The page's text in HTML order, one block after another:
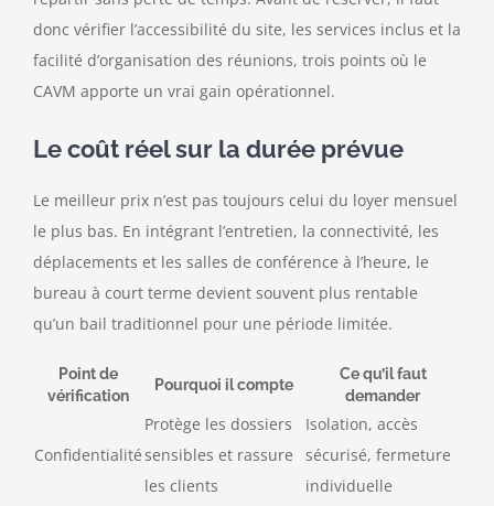
donc vérifier l’accessibilité du site, les services inclus et la
facilité d’organisation des réunions, trois points où le
CAVM apporte un vrai gain opérationnel.
Le coût réel sur la durée prévue
Le meilleur prix n’est pas toujours celui du loyer mensuel
le plus bas. En intégrant l’entretien, la connectivité, les
déplacements et les salles de conférence à l’heure, le
bureau à court terme devient souvent plus rentable
qu’un bail traditionnel pour une période limitée.
Point de
vérification
Pourquoi il compte
Ce qu’il faut
demander
Confidentialité
Protège les dossiers
sensibles et rassure
les clients
Isolation, accès
sécurisé, fermeture
individuelle